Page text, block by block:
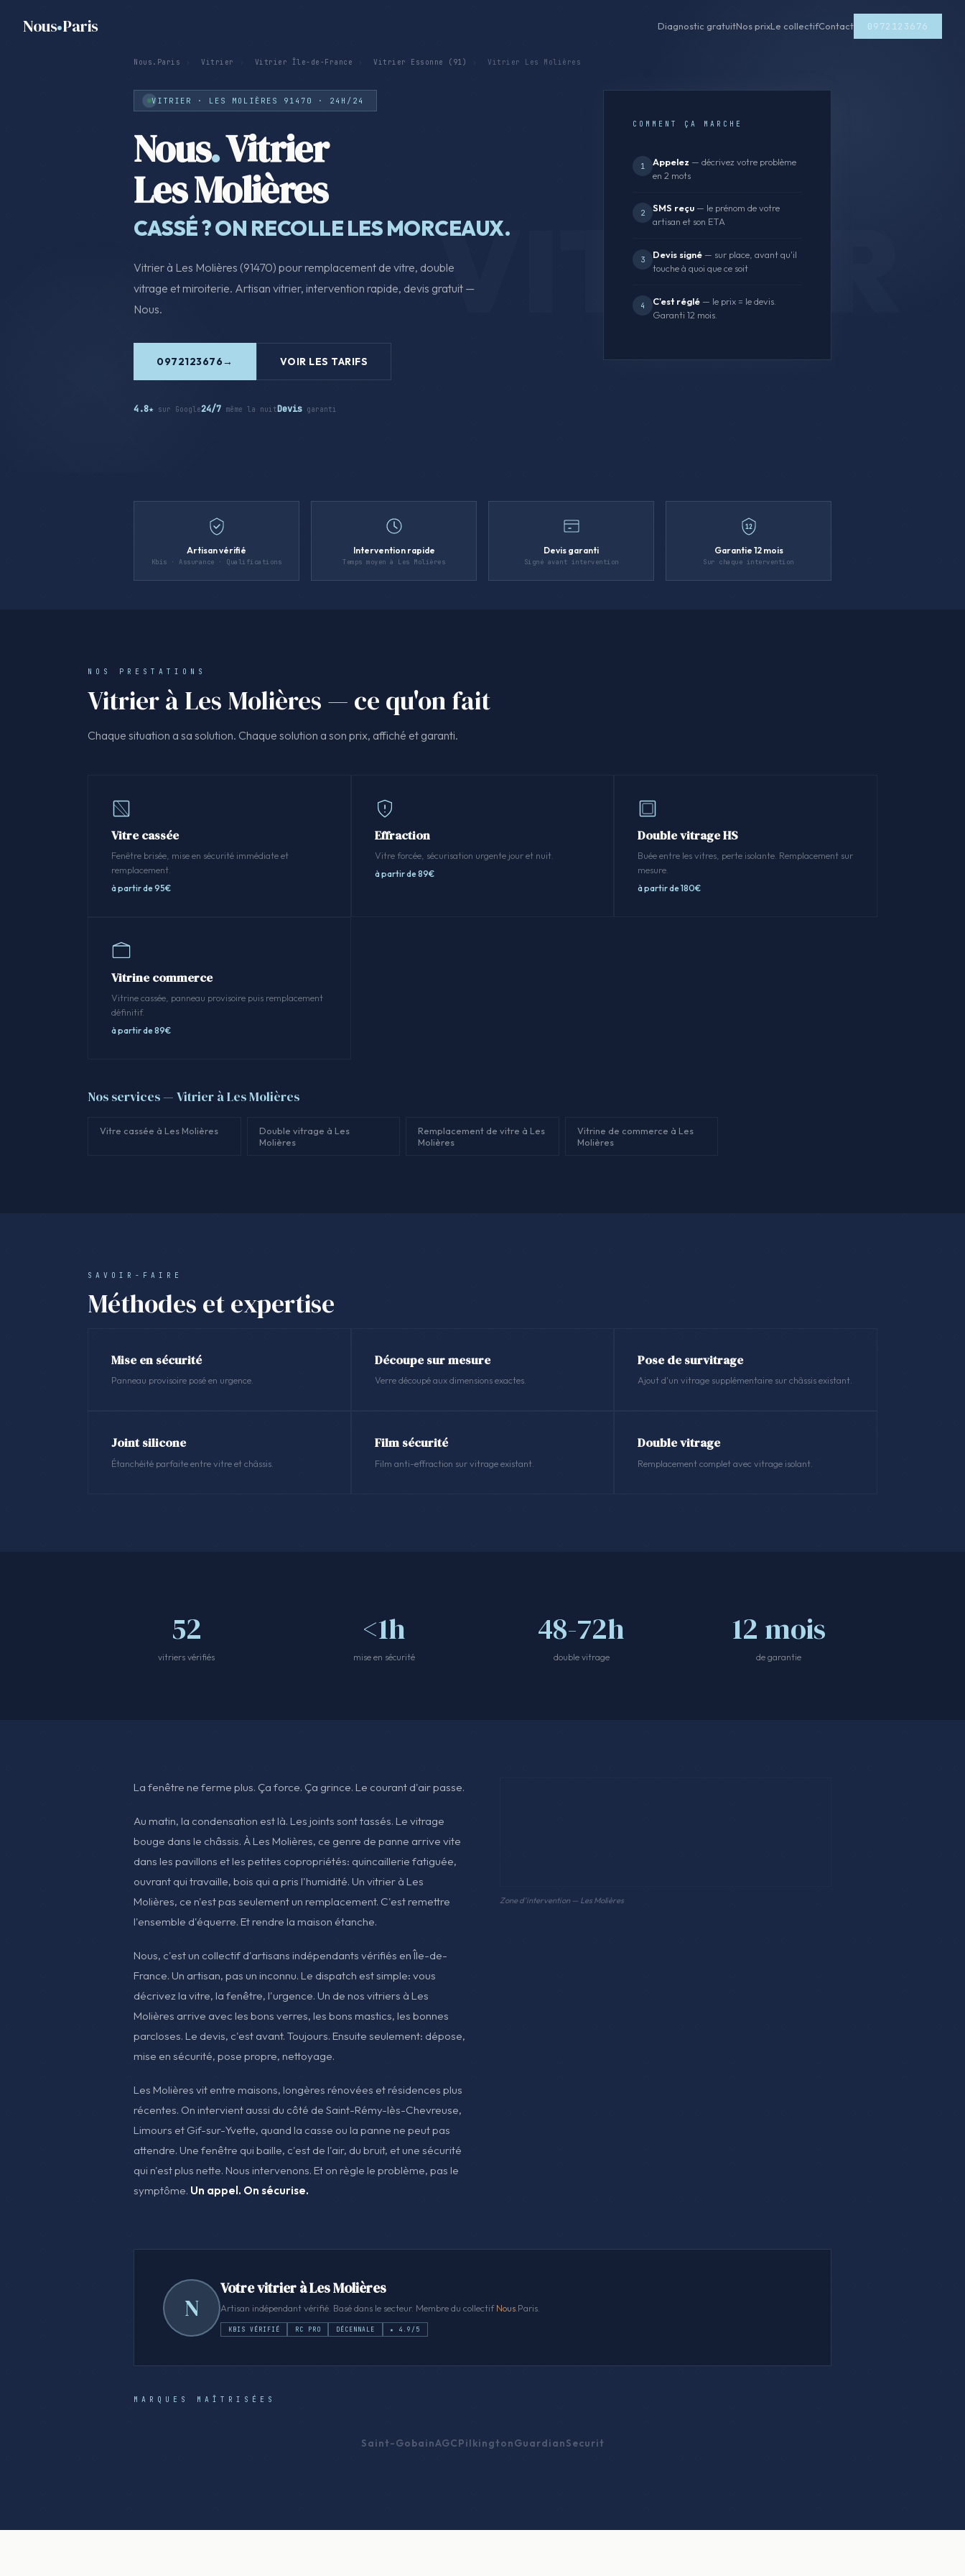
Nous Paris Diagnostic gratuitNos prixLe collectifContact 0972123676
Nous.Paris Vitrier Vitrier Île-de-France Vitrier Essonne (91) Vitrier Les Molières
VITRIER · LES MOLIÈRES 91470 · 24H/24
Nous.Vitrier
Les Molières
CASSÉ ? ON RECOLLE LES MORCEAUX.
Vitrier à Les Molières (91470) pour remplacement de vitre, double
vitrage et miroiterie. Artisan vitrier, intervention rapide, devis gratuit —
Nous.
0972123676 VOIR LES TARIFS
4.8★ sur Google24/7 même la nuitDevis garanti
COMMENT ÇA MARCHE
1 Appelez — décrivez votre problème
en 2 mots
2 SMS reçu — le prénom de votre
artisan et son ETA
3 Devis signé — sur place, avant qu'il
touche à quoi que ce soit
4 C'est réglé — le prix = le devis.
Garanti 12 mois.
Artisan vérifié
Kbis · Assurance · Qualifications
Intervention rapide
Temps moyen à Les Molières
Devis garanti
Signé avant intervention
12
Garantie 12 mois
Sur chaque intervention
NOS PRESTATIONS
Vitrier à Les Molières — ce qu'on fait
Chaque situation a sa solution. Chaque solution a son prix, affiché et garanti.
Vitre cassée
Fenêtre brisée, mise en sécurité immédiate et
remplacement.
à partir de 95€
Effraction
Vitre forcée, sécurisation urgente jour et nuit.
à partir de 89€
Double vitrage HS
Buée entre les vitres, perte isolante. Remplacement sur
mesure.
à partir de 180€
Vitrine commerce
Vitrine cassée, panneau provisoire puis remplacement
définitif.
à partir de 89€
Nos services — Vitrier à Les Molières
Vitre cassée à Les Molières
Double vitrage à Les
Molières
Remplacement de vitre à Les
Molières
Vitrine de commerce à Les
Molières
SAVOIR-FAIRE
Méthodes et expertise
Mise en sécurité
Panneau provisoire posé en urgence.
Découpe sur mesure
Verre découpé aux dimensions exactes.
Pose de survitrage
Ajout d'un vitrage supplémentaire sur châssis existant.
Joint silicone
Étanchéité parfaite entre vitre et châssis.
Film sécurité
Film anti-effraction sur vitrage existant.
Double vitrage
Remplacement complet avec vitrage isolant.
52
vitriers vérifiés
<1h
mise en sécurité
48-72h
double vitrage
12 mois
de garantie
La fenêtre ne ferme plus. Ça force. Ça grince. Le courant d'air passe.
Au matin, la condensation est là. Les joints sont tassés. Le vitrage
bouge dans le châssis. À Les Molières, ce genre de panne arrive vite
dans les pavillons et les petites copropriétés: quincaillerie fatiguée,
ouvrant qui travaille, bois qui a pris l'humidité. Un vitrier à Les
Molières, ce n'est pas seulement un remplacement. C'est remettre
l'ensemble d'équerre. Et rendre la maison étanche.
Nous, c'est un collectif d'artisans indépendants vérifiés en Île-de-
France. Un artisan, pas un inconnu. Le dispatch est simple: vous
décrivez la vitre, la fenêtre, l'urgence. Un de nos vitriers à Les
Molières arrive avec les bons verres, les bons mastics, les bonnes
parcloses. Le devis, c'est avant. Toujours. Ensuite seulement: dépose,
mise en sécurité, pose propre, nettoyage.
Les Molières vit entre maisons, longères rénovées et résidences plus
récentes. On intervient aussi du côté de Saint-Rémy-lès-Chevreuse,
Limours et Gif-sur-Yvette, quand la casse ou la panne ne peut pas
attendre. Une fenêtre qui baille, c'est de l'air, du bruit, et une sécurité
qui n'est plus nette. Nous intervenons. Et on règle le problème, pas le
symptôme. Un appel. On sécurise.
Zone d'intervention — Les Molières
N
Votre vitrier à Les Molières
Artisan indépendant vérifié. Basé dans le secteur. Membre du collectifNous.Paris.
KBIS VÉRIFIÉ RC PRO DÉCENNALE ★ 4.9/5
MARQUES MAÎTRISÉES
Saint-GobainAGCPilkingtonGuardianSecurit